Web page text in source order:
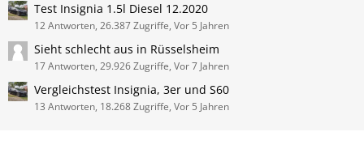
Test Insignia 1.5l Diesel 12.2020
12 Antworten, 26.387 Zugriffe, Vor 5 Jahren
Sieht schlecht aus in Rüsselsheim
17 Antworten, 29.926 Zugriffe, Vor 7 Jahren
Vergleichstest Insignia, 3er und S60
13 Antworten, 18.268 Zugriffe, Vor 5 Jahren